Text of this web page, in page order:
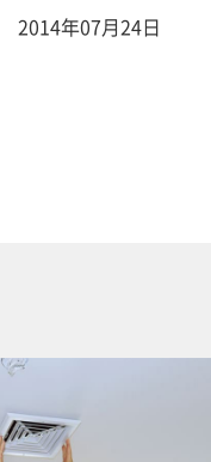
2014年07月24日